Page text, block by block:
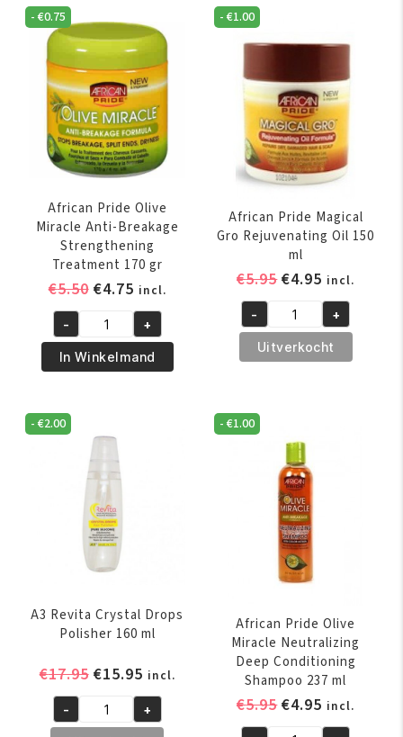
-€0.75
African Pride Olive
Miracle Anti-Breakage
Strengthening
Treatment 170 gr
€5.50 Oorspronkelijke
was:
€5.50.
€4.75Huidige
prijs
is:
€4.75.
incl.
African
Pride
Olive
Anti-
Breakage
Strengthening
Treatment
aantal
- +
In Winkelmand
-€1.00
African Pride Magical
Gro Rejuvenating Oil 150
ml
€5.95
was:
€5.95.
€4.95 Huidige
prijs
is:
€4.95.
incl.
African
Pride
Magical
Rejuvenating
Oil
aantal
- +
Uitverkocht
-€2.00
A3 Revita Crystal Drops
Polisher 160 ml
€17.95 Oorspronkelijke
was:
€15.95Huidige
prijs
is:
incl.
A3- +
-€1.00
African Pride Olive
Miracle Neutralizing
Deep Conditioning
Shampoo 237 ml
€5.95 €4.95 Huidige
prijs
incl.